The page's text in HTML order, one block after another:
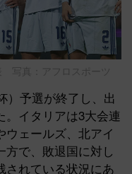
写真：アフロスポーツ
）予選が終了し、出
。イタリアは3大会連
ェールズ、北アイ
で、敗退国に対し
されている状況にあ